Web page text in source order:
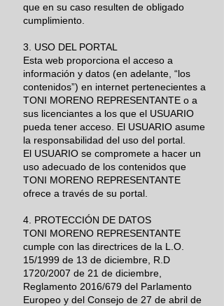
que en su caso resulten de obligado
cumplimiento.
3. USO DEL PORTAL
Esta web proporciona el acceso a
información y datos (en adelante, “los
contenidos”) en internet pertenecientes a
TONI MORENO REPRESENTANTE o a
sus licenciantes a los que el USUARIO
pueda tener acceso. El USUARIO asume
la responsabilidad del uso del portal.
El USUARIO se compromete a hacer un
uso adecuado de los contenidos que
TONI MORENO REPRESENTANTE
ofrece a través de su portal.
4. PROTECCIÓN DE DATOS
TONI MORENO REPRESENTANTE
cumple con las directrices de la L.O.
15/1999 de 13 de diciembre, R.D
1720/2007 de 21 de diciembre,
Reglamento 2016/679 del Parlamento
Europeo y del Consejo de 27 de abril de